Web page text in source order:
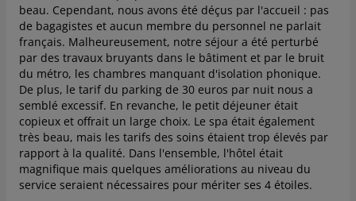
beau. Cependant, nous avons été déçus par l'accueil : pas
de bagagistes et aucun membre du personnel ne parlait
français. Malheureusement, notre séjour a été perturbé
par des travaux bruyants dans le bâtiment et par le bruit
du métro, les chambres manquant d'isolation phonique.
De plus, le tarif du parking de 30 euros par nuit nous a
semblé excessif. En revanche, le petit déjeuner était
copieux et offrait un large choix. Le spa était également
très beau, mais les tarifs des soins étaient trop élevés par
rapport à la qualité. Dans l'ensemble, l'hôtel était
magnifique mais quelques améliorations au niveau du
service seraient nécessaires pour mériter ses 4 étoiles.